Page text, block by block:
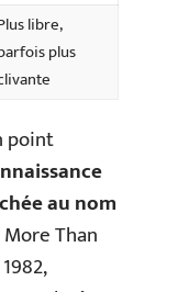
libre,
plus
point
au nom
Than